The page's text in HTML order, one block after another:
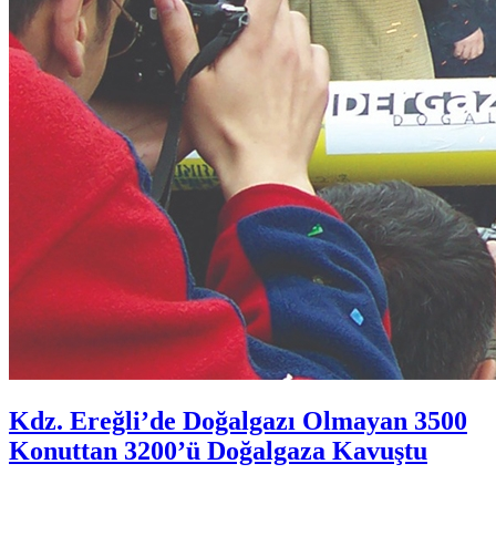
Kdz. Ereğli’de Doğalgazı Olmayan 3500
Konuttan 3200’ü Doğalgaza Kavuştu